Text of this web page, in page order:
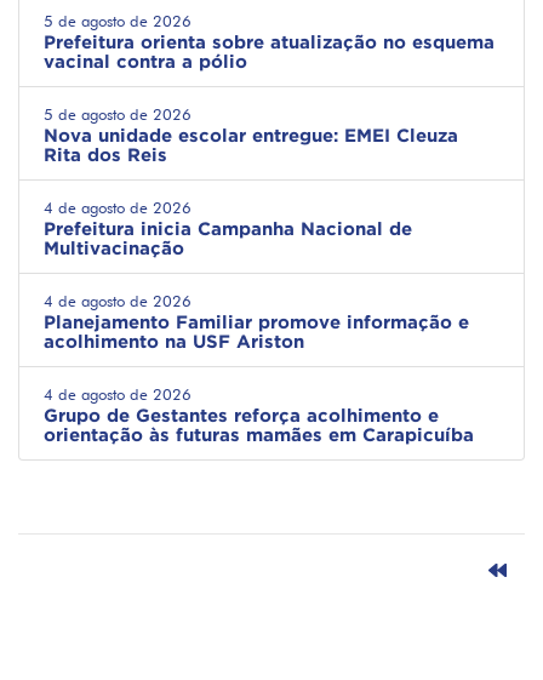
5 de agosto de 2026
Prefeitura orienta sobre atualização no esquema
vacinal contra a pólio
5 de agosto de 2026
Nova unidade escolar entregue: EMEI Cleuza
Rita dos Reis
4 de agosto de 2026
Prefeitura inicia Campanha Nacional de
Multivacinação
4 de agosto de 2026
Planejamento Familiar promove informação e
acolhimento na USF Ariston
4 de agosto de 2026
Grupo de Gestantes reforça acolhimento e
orientação às futuras mamães em Carapicuíba